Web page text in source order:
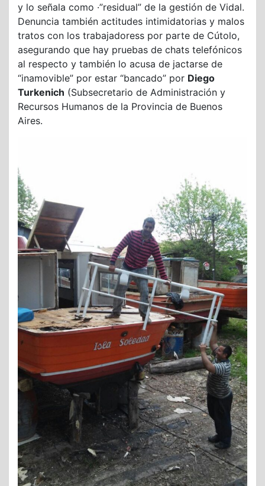
y lo señala como ·”residual” de la gestión de Vidal.
Denuncia también actitudes intimidatorias y malos
tratos con los trabajadoress por parte de Cútolo,
asegurando que hay pruebas de chats telefónicos
al respecto y también lo acusa de jactarse de
“inamovible” por estar “bancado” por Diego
Turkenich (Subsecretario de Administración y
Recursos Humanos de la Provincia de Buenos
Aires.